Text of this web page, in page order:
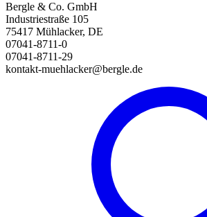
Bergle & Co. GmbH
Industriestraße 105
75417 Mühlacker, DE
07041-8711-0
07041-8711-29
kontakt-muehlacker@bergle.de